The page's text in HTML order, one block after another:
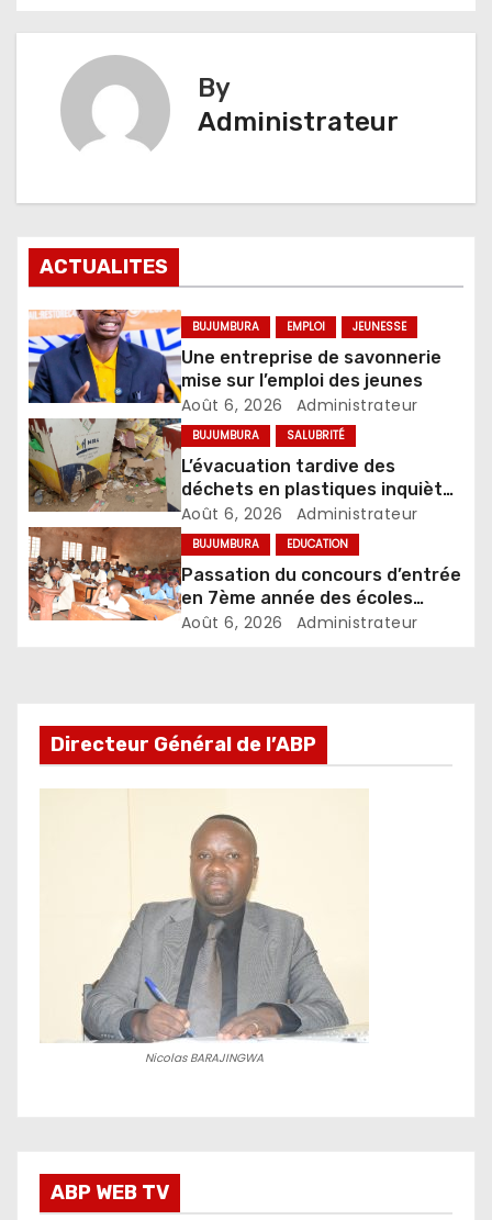
By
Administrateur
ACTUALITES
BUJUMBURA EMPLOI JEUNESSE
Une entreprise de savonnerie
mise sur l’emploi des jeunes
Août 6, 2026 Administrateur
BUJUMBURA SALUBRITÉ
L’évacuation tardive des
déchets en plastiques inquiète
les commerçants de Bujumbura
Août 6, 2026 Administrateur
BUJUMBURA EDUCATION
Passation du concours d’entrée
en 7ème année des écoles
d’excellence, édition 2026
Août 6, 2026 Administrateur
Directeur Général de l’ABP
Nicolas BARAJINGWA
ABP WEB TV